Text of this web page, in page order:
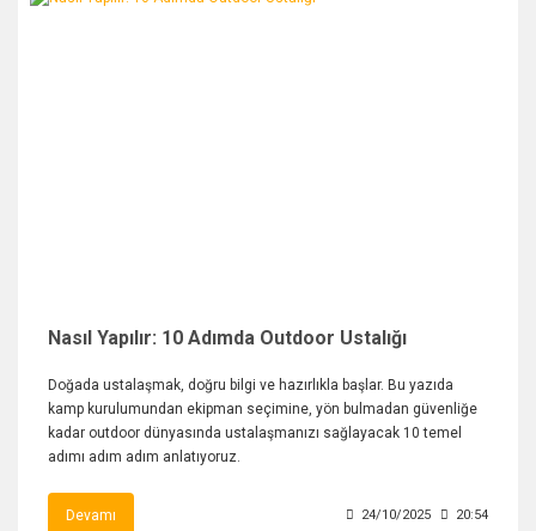
Nasıl Yapılır: 10 Adımda Outdoor Ustalığı
Doğada ustalaşmak, doğru bilgi ve hazırlıkla başlar. Bu yazıda
kamp kurulumundan ekipman seçimine, yön bulmadan güvenliğe
kadar outdoor dünyasında ustalaşmanızı sağlayacak 10 temel
adımı adım adım anlatıyoruz.
Devamı 24/10/2025 20:54